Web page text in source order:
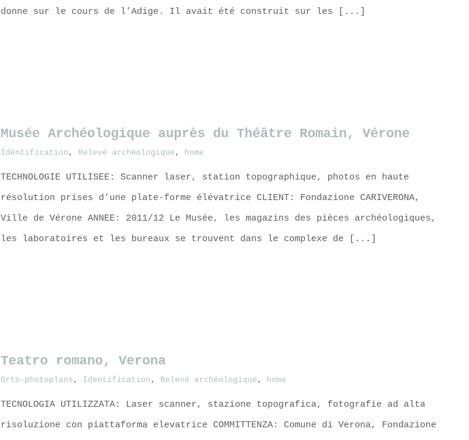
donne sur le cours de l’Adige. Il avait été construit sur les [...]
Musée Archéologique auprès du Théâtre Romain, Vérone
Identification , Relevé archéologique , home
TECHNOLOGIE UTILISEE: Scanner laser, station topographique, photos en haute
résolution prises d’une plate-forme élévatrice CLIENT: Fondazione CARIVERONA,
Ville de Vérone ANNEE: 2011/12 Le Musée, les magazins des pièces archéologiques,
les laboratoires et les bureaux se trouvent dans le complexe de [...]
Teatro romano, Verona
Orto-photoplans , Identification , Relevé archéologique , home
TECNOLOGIA UTILIZZATA: Laser scanner, stazione topografica, fotografie ad alta
risoluzione con piattaforma elevatrice COMMITTENZA: Comune di Verona, Fondazione